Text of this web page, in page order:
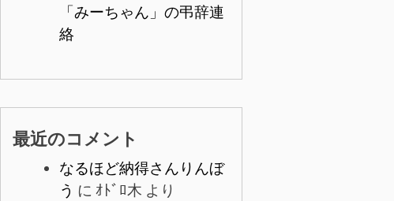
「みーちゃん」の弔辞連
絡
最近のコメント
なるほど納得さんりんぼ
う に ｵﾄﾞﾛ木 より